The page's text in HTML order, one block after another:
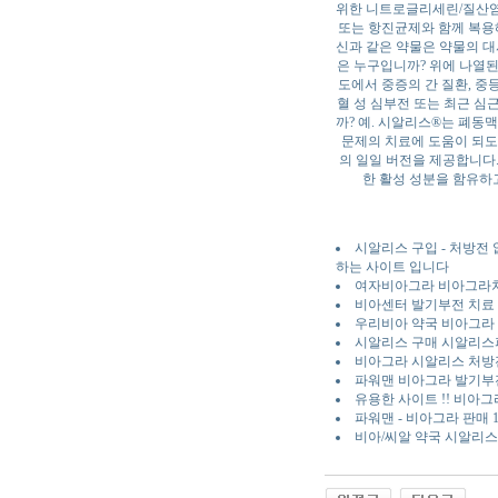
위한 니트로글리세린/질산
또는 항진균제와 함께 복
신과 같은 약물은 약물의
은 누구입니까? 위에 나열
도에서 중증의 간 질환, 중
혈 성 심부전 또는 최근 심
까? 예. 시알리스®는 폐동
문제의 치료에 도움이 되
의 일일 버전을 제공합니
한 활성 성분을 함유
시알리스 구입 - 처방전
하는 사이트 입니다
여자비아그라 비아그라
비아센터 발기부전 치
우리비아 약국 비아그라
시알리스 구매 시알리
비아그라 시알리스 처
파워맨 비아그라 발기
유용한 사이트 !! 비아
파워맨 - 비아그라 판매
비아/씨알 약국 시알리